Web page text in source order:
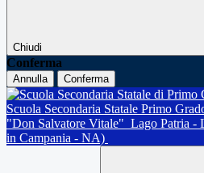
Chiudi
Conferma
Annulla Conferma
Scuola Secondaria Statale Primo
"Don Salvatore Vitale" Lago Patria -
in Campania - NA)